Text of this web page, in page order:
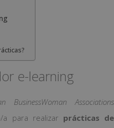
e-learning
BusinessWoman Associations
a para realizar prácticas de